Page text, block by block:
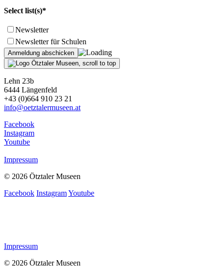
Select list(s)*
Newsletter
Newsletter für Schulen
Lehn 23b
6444 Längenfeld
+43 (0)664 910 23 21
info@oetztalermuseen.at
Facebook
Instagram
Youtube
Impressum
© 2026 Ötztaler Museen
Facebook InstagramYoutube
Impressum
© 2026 Ötztaler Museen